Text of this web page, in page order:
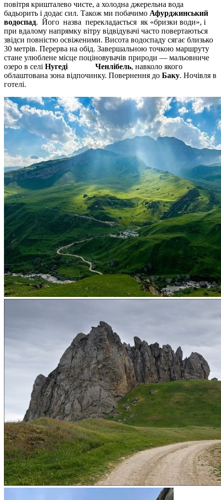
повітря кришталево чисте, а холодна джерельна вода
бадьорить і додає сил. Також ми побачимо Афурджинський
водоспад. Його назва перекладається як «бризки води», і
при вдалому напрямку вітру відвідувачі часто повертаються
звідси повністю освіженими. Висота водоспаду сягає близько
30 метрів. Перерва на обід. Завершальною точкою маршруту
стане улюблене місце поціновувачів природи — мальовниче
озеро в селі Нугеді Ченлібель, навколо якого
облаштована зона відпочинку. Повернення до Баку. Ночівля в
готелі.